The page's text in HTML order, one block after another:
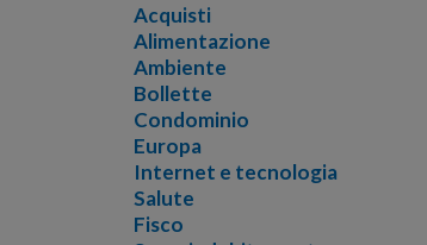
Acquisti
Alimentazione
Ambiente
Bollette
Condominio
Europa
Internet e tecnologia
Salute
Fisco